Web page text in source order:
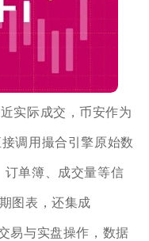
实际成交，币安作为
调用撮合引擎原始数
订单簿、成交量等信
图表，还集成
易与实盘操作，数据